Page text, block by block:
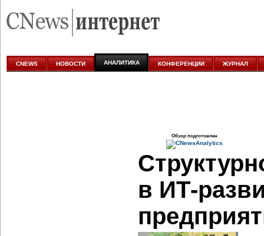
аналитике
CNEWS НОВОСТИ АНАЛИТИКА КОНФЕРЕНЦИИ ЖУРНАЛ
Обзор подготовлен
в ИТ-